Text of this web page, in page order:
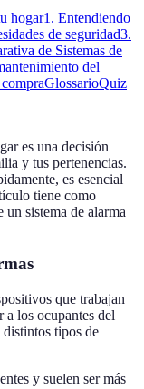
hogar1. Entendiendo
de seguridad3.
de Sistemas de
del
GlossarioQuiz
es una decisión
y tus pertenencias.
es esencial
tiene como
sistema de alarma
que trabajan
a los ocupantes del
distintos tipos de
y suelen ser más